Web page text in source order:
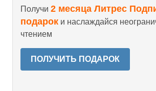
Получи 2 месяца Литрес
подарок и наслаждайся
чтением
ПОЛУЧИТЬ ПОДАРОК